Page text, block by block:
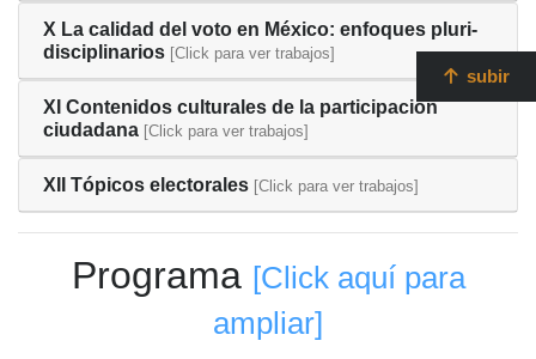
X La calidad del voto en México: enfoques pluri-
disciplinarios [Click para ver trabajos]
XI Contenidos culturales de la participación
ciudadana [Click para ver trabajos]
XII Tópicos electorales [Click para ver trabajos]
Programa [Click aquí para
ampliar]
subir